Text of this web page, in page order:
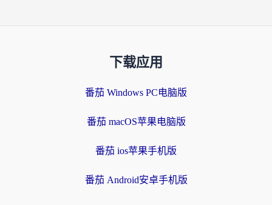
下载应用
番茄 Windows PC电脑版
番茄 macOS苹果电脑版
番茄 ios苹果手机版
番茄 Android安卓手机版